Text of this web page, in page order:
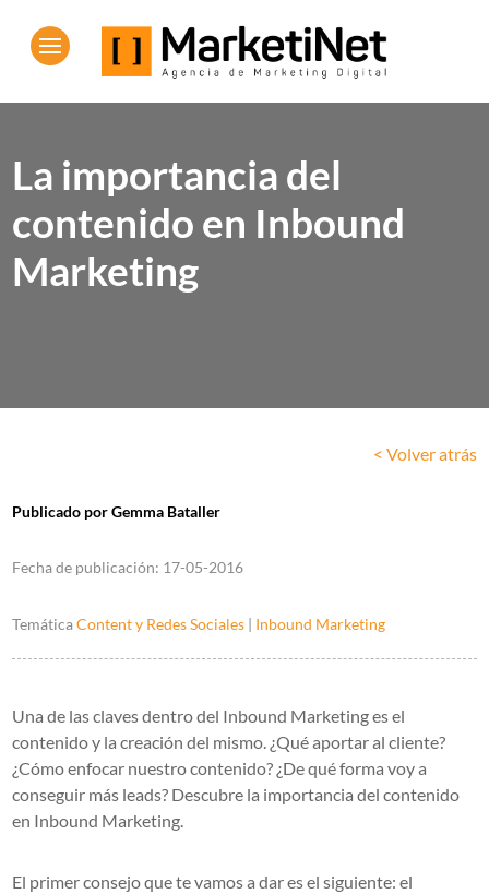
La importancia del
contenido en Inbound
Marketing
< Volver atrás
Publicado porGemma Bataller
Fecha de publicación: 17-05-2016
TemáticaContent y Redes Sociales | Inbound Marketing
Una de las claves dentro del Inbound Marketing es el
contenido y la creación del mismo. ¿Qué aportar al cliente?
¿Cómo enfocar nuestro contenido? ¿De qué forma voy a
conseguir más leads? Descubre la importancia del contenido
en Inbound Marketing.
El primer consejo que te vamos a dar es el siguiente: el